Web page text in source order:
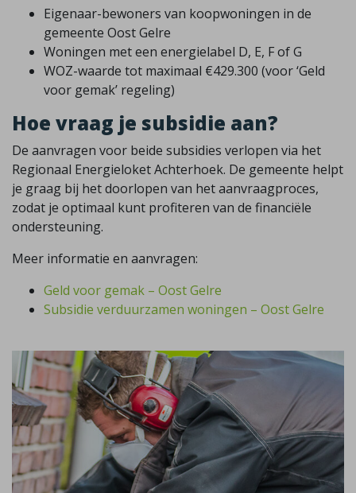
Eigenaar-bewoners van koopwoningen in de
gemeente Oost Gelre
Woningen met een energielabel D, E, F of G
WOZ-waarde tot maximaal €429.300 (voor ‘Geld
voor gemak’ regeling)
Hoe vraag je subsidie aan?
De aanvragen voor beide subsidies verlopen via het
Regionaal Energieloket Achterhoek. De gemeente helpt
je graag bij het doorlopen van het aanvraagproces,
zodat je optimaal kunt profiteren van de financiële
ondersteuning.
Meer informatie en aanvragen:
Geld voor gemak – Oost Gelre
Subsidie verduurzamen woningen – Oost Gelre